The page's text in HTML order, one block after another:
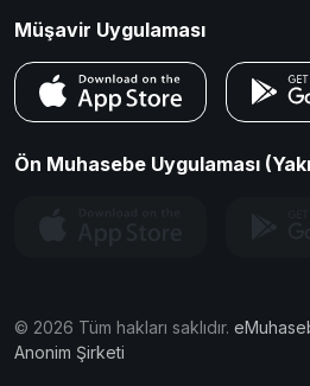
Müşavir Uygulaması
Ön Muhasebe Uygulaması
© 2026 Tüm hakları saklıdır.
Anonim Şirketi